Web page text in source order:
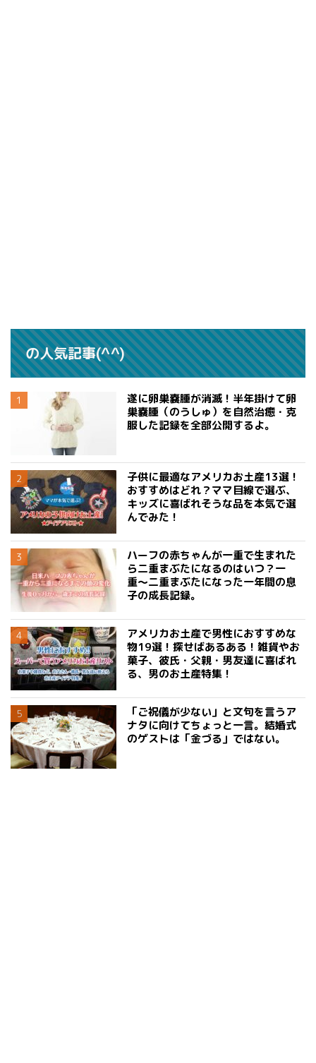
の人気記事(^^)
遂に卵巣嚢腫が消滅！半年掛けて卵
巣嚢腫（のうしゅ）を自然治癒・克
服した記録を全部公開するよ。
子供に最適なアメリカお土産13選！
おすすめはどれ？ママ目線で選ぶ、
キッズに喜ばれそうな品を本気で選
んでみた！
ハーフの赤ちゃんが一重で生まれた
ら二重まぶたになるのはいつ？一
重〜二重まぶたになった一年間の息
子の成長記録。
アメリカお土産で男性におすすめな
物19選！探せばあるある！雑貨やお
菓子、彼氏・父親・男友達に喜ばれ
る、男のお土産特集！
「ご祝儀が少ない」と文句を言うア
ナタに向けてちょっと一言。結婚式
のゲストは「金づる」ではない。